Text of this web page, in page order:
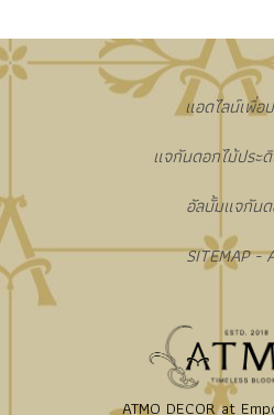
แอดไลน์เพื่อ
แจกันดอกไม้ประ
อัลบั้มแจกัน
SITEMAP -
ATMO DECOR at